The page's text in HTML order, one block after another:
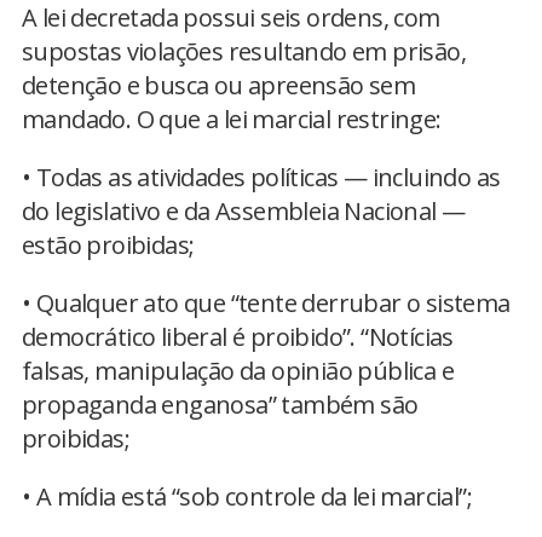
A lei decretada possui seis ordens, com
supostas violações resultando em prisão,
detenção e busca ou apreensão sem
mandado. O que a lei marcial restringe:
• Todas as atividades políticas — incluindo as
do legislativo e da Assembleia Nacional —
estão proibidas;
• Qualquer ato que “tente derrubar o sistema
democrático liberal é proibido”. “Notícias
falsas, manipulação da opinião pública e
propaganda enganosa” também são
proibidas;
• A mídia está “sob controle da lei marcial”;